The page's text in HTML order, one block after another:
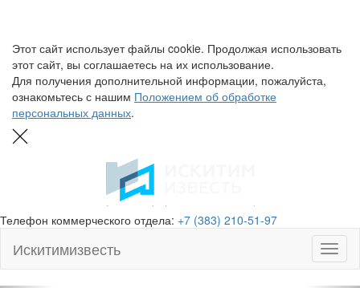
Этот сайт использует файлы cookie. Продолжая использовать
этот сайт, вы соглашаетесь на их использование.
Для получения дополнительной информации, пожалуйста,
ознакомьтесь с нашим Положением об обработке
персональных данных.
Телефон коммерческого отдела: +7 (383) 210-51-97
Искитимизвесть